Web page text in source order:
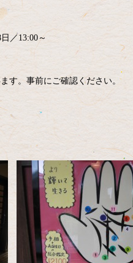
／13:00～
す。事前にご確認ください。